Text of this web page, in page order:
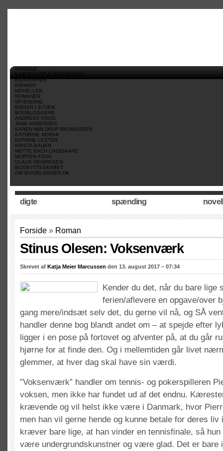
FORSIDE
5 MEST POPULÆRE EMNER
BIOGRAFIER
KRIMIER
NOVELLER
ROMANER
SPÆNDING
BØGER I STUEN
BOGBLOGGERE
ANDREAS KROG
JANE ANDERSEN
KAREN MØLDRUP RASMUSSEN
KATHRINE NORSK
KATRINE LESTER
KRISTA BAUER
METTE BACH LINDGAARD
MORTEN KIDAL
CLAUS HENRIKSEN
BOGBYTTESKABET
OM BOGBLOGGER.DK
digte spænding
Forside » Roman
Stinus Olesen: Voksenværk
Skrevet af Katja Meier Marcussen den 13. august 2017 – 07:34
Kender du det, når du bare lige
ferien/aflevere en opgave/over
gang mere/indsæt selv det, du gerne vil nå, og SÅ
handler denne bog blandt andet om – at spejde efter
ligger i en pose på fortovet og afventer på, at du går
hjørne for at finde den. Og i mellemtiden går livet
glemmer, at hver dag skal have sin værdi.
”Voksenværk” handler om tennis- og pokerspilleren
voksen, men ikke har fundet ud af det endnu.
krævende og vil helst ikke være i Danmark, hvor
men han vil gerne hende og kunne betale for deres
kræver bare lige, at han vinder en tennisfinale, så
være undergrundskunstner og være glad. Det er bare